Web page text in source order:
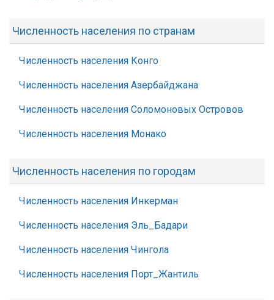
Численность населения по странам
Численность населения Конго
Численность населения Азербайджана
Численность населения Соломоновых Островов
Численность населения Монако
Численность населения по городам
Численность населения Инкерман
Численность населения Эль_Бадари
Численность населения Чингола
Численность населения Порт_Жантиль